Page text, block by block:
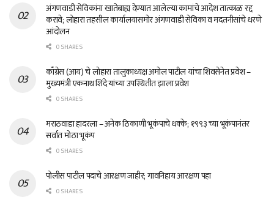
अंगणवाडी सेविकांना खातेबाह्य देण्यात आलेल्या कामांचे आदेश तात्काळ रद्द
करावे; लोहारा तहसील कार्यालयासमोर अंगणवाडी सेविका व मदतनीसांचे धरणे
आंदोलन
0 SHARES
काँग्रेस (आय) चे लोहारा तालुकाध्यक्ष अमोल पाटील यांचा शिवसेनेत प्रवेश –
मुख्यमंत्री एकनाथ शिंदे यांच्या उपस्थितीत झाला प्रवेश
0 SHARES
मराठवाडा हादरला – अनेक ठिकाणी भूकंपाचे धक्के; १९९३ च्या भूकंपानंतर
सर्वात मोठा भूकंप
0 SHARES
पोलीस पाटील पदाचे आरक्षण जाहीर; गावनिहाय आरक्षण पहा
0 SHARES